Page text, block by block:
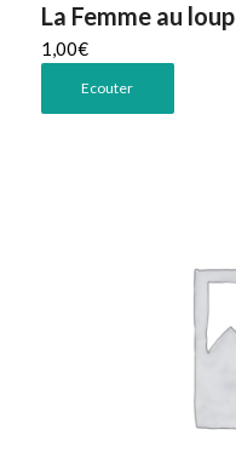
La Femme au loup
1,00€
Ecouter